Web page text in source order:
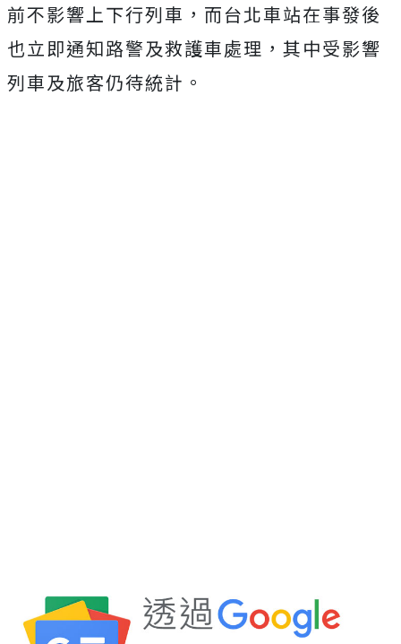
前不影響上下行列車，而台北車站在事發後
也立即通知路警及救護車處理，其中受影響
列車及旅客仍待統計。